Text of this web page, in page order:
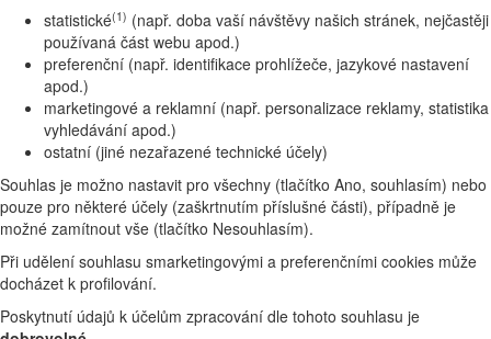
statistické(1) (např. doba vaší návštěvy našich stránek, nejčastěji
používaná část webu apod.)
preferenční (např. identifikace prohlížeče, jazykové nastavení
apod.)
marketingové a reklamní (např. personalizace reklamy, statistika
vyhledávání apod.)
ostatní (jiné nezařazené technické účely)
Souhlas je možno nastavit pro všechny (tlačítko Ano, souhlasím) nebo
pouze pro některé účely (zaškrtnutím příslušné části), případně je
možné zamítnout vše (tlačítko Nesouhlasím).
Při udělení souhlasu smarketingovými a preferenčními cookies může
docházet k profilování.
Poskytnutí údajů k účelům zpracování dle tohoto souhlasu je